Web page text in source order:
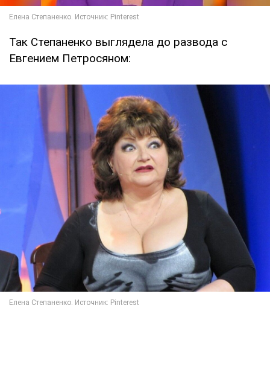
Так Степаненко выглядела до развода с
Евгением Петросяном: